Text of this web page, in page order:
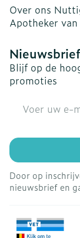
Over ons
Apotheker
Nieuwsbrief
Blijf op de
promoties
Door op
nieuwsbrief en